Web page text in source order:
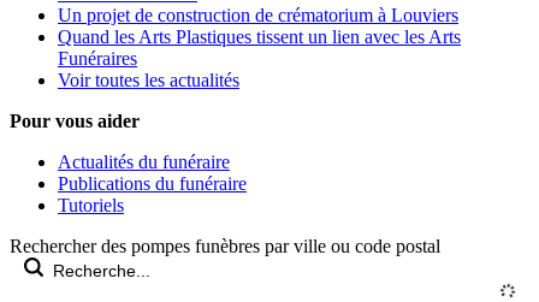
Un projet de construction de crématorium à Louviers
Quand les Arts Plastiques tissent un lien avec les Arts
Funéraires
Voir toutes les actualités
Pour vous aider
Actualités du funéraire
Publications du funéraire
Tutoriels
Rechercher des pompes funèbres par ville ou code postal